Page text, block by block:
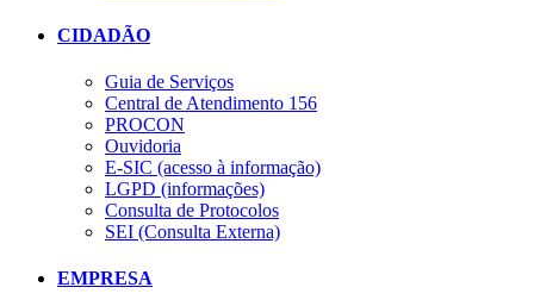
CIDADÃO
Guia de Serviços
Central de Atendimento 156
PROCON
Ouvidoria
E-SIC (acesso à informação)
LGPD (informações)
Consulta de Protocolos
SEI (Consulta Externa)
EMPRESA